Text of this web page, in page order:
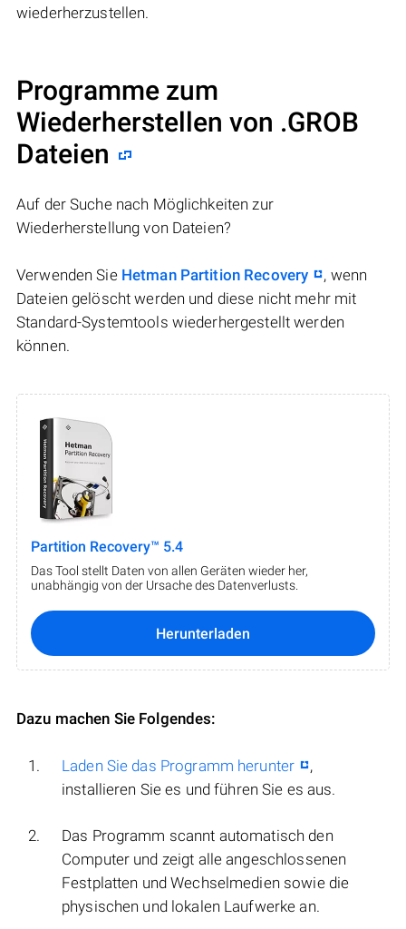
wiederherzustellen.
Programme zum
Wiederherstellen von .GROB
Dateien
Auf der Suche nach Möglichkeiten zur
Wiederherstellung von Dateien?
Verwenden Sie Hetman Partition Recovery
, wenn
Dateien gelöscht werden und diese nicht mehr mit
Standard-Systemtools wiederhergestellt werden
können.
Partition Recovery™ 5.4
Das Tool stellt Daten von allen Geräten wieder her,
unabhängig von der Ursache des Datenverlusts.
Herunterladen
Dazu machen Sie Folgendes:
Laden Sie das Programm herunter
,
installieren Sie es und führen Sie es aus.
Das Programm scannt automatisch den
Computer und zeigt alle angeschlossenen
Festplatten und Wechselmedien sowie die
physischen und lokalen Laufwerke an.